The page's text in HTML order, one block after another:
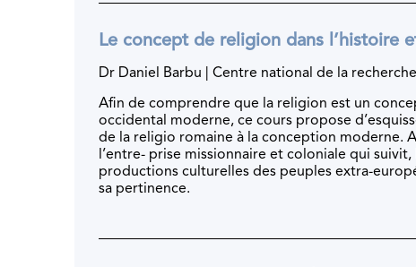
Le concept de religion dans l’histoire
Dr Daniel Barbu | Centre national de la
Afin de comprendre que la religion est un
occidental moderne, ce cours propose
de la religio romaine à la conception moderne.
l’entre- prise missionnaire et coloniale qui
productions culturelles des peuples extra-
sa pertinence.